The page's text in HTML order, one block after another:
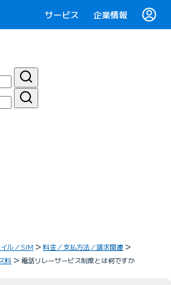
サービス 企業情報
ル／SIM
料金／支払方法／請求関連
料 電話リレーサービス制度とは何ですか